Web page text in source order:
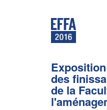
Exposition
des
de la